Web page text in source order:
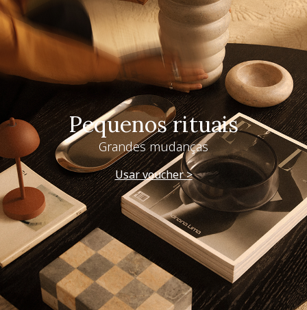
Pequenos rituais
Grandes mudanças
Usar voucher >